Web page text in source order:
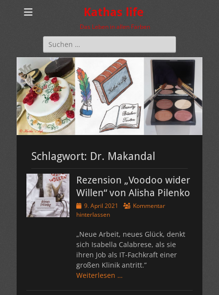
Kathas life
Das Leben in allen Farben
Suchen
nach:
Schlagwort: Dr. Makandal
Rezension „Voodoo wider
Willen“ von Alisha Pilenko
Veröffentlicht
am
9. April 2021
Kommentar
hinterlassen
„Neue Arbeit, neues Glück, denkt
sich Isabella Calabrese, als sie
ihren Job als IT-Fachkraft einer
großen Klinik antritt.”
Weiterlesen …